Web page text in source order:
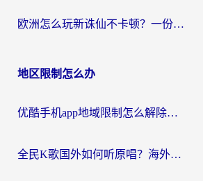
欧洲怎么玩新诛仙不卡顿？一份给海外游子的国服游戏畅玩指南
地区限制怎么办
优酷手机app地域限制怎么解除？海外党亲测有效的追剧方案
全民K歌国外如何听原唱？海外党亲测有效的回国加速器选择指南